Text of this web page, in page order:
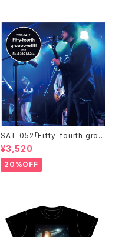
SAT-052「Fifty-fourth groo
¥3,520
20%OFF